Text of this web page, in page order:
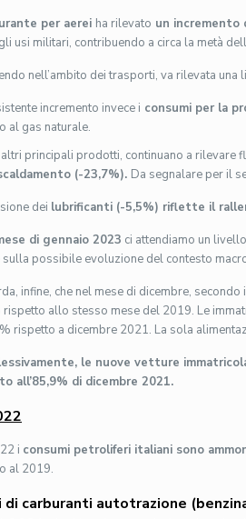
per aerei ha rilevato un incremento
usi militari, contribuendo a circa la metà
nell’ambito dei trasporti, va rilevata una
incremento invece i consumi per la
al gas naturale.
principali prodotti, continuano a rilevare
(-23,7%). Da segnalare per il
dei lubrificanti (-5,5%) riflette il
di gennaio 2023 ci attendiamo un
possibile evoluzione del contesto
infine, che nel mese di dicembre, secondo
allo stesso mese del 2019. Le
rispetto a dicembre 2021. La sola
le nuove vetture
all’85,9% di dicembre 2021.
i consumi petroliferi italiani sono
al 2019.
di carburanti autotrazione